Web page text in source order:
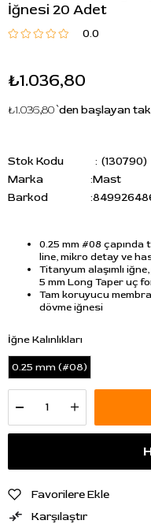
İğnesi 20 Adet
0.0
₺1.036,80
₺1.036,80`den başlayan
Stok Kodu
(130790)
Marka
:Mast
Barkod
:
0.25 mm #08 çapında
line, mikro detay ve
Titanyum alaşımlı
5 mm Long Taper uç
Tam koruyucu
dövme iğnesi
İğne Kalınlıkları
0.25 mm (#08)
Favorilere Ekle
Karşılaştır